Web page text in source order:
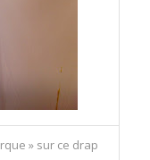
» sur ce drap